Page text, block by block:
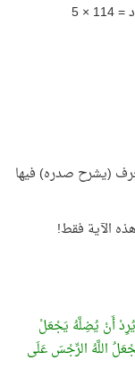
(يشرح صدره) فيها
الآية فقط!
أَنْ يُضِلَّهُ يَجْعَلْ
اللَّهُ الرِّجْسَ عَلَى